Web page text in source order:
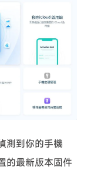
測到你的手機
的最新版本固件